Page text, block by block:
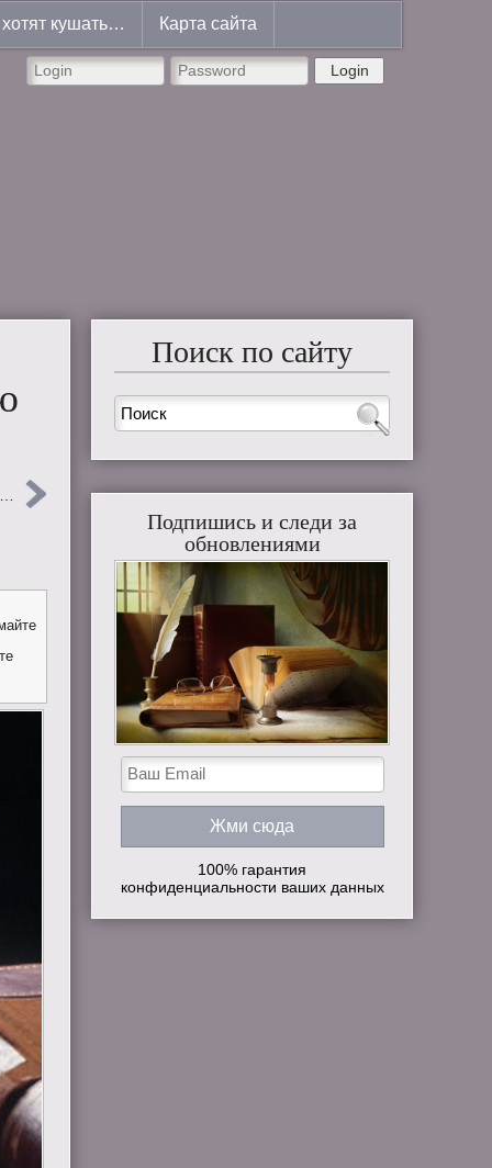
кушать… Карта сайта
Login
Поиск по сайту
Подпишись и следи за
обновлениями
100% гарантия
конфиденциальности ваших данных